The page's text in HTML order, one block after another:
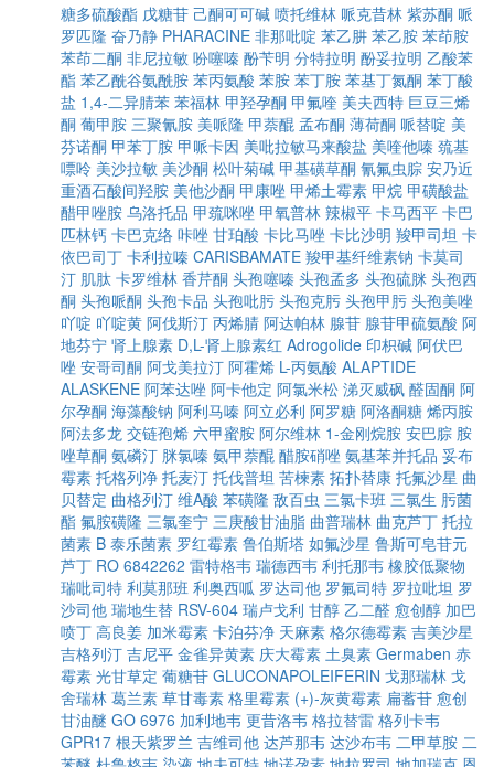
糖多硫酸酯 戊糖苷 己酮可可碱 喷托维林 哌克昔林 紫苏酮 哌
罗匹隆 奋乃静 PHARACINE 非那吡啶 苯乙肼 苯乙胺 苯茚胺
苯茚二酮 非尼拉敏 吩噻嗪 酚苄明 分特拉明 酚妥拉明 乙酸苯
酯 苯乙酰谷氨酰胺 苯丙氨酸 苯胺 苯丁胺 苯基丁氮酮 苯丁酸
盐 1,4-二异腈苯 苯福林 甲羟孕酮 甲氟喹 美夫西特 巨豆三烯
酮 葡甲胺 三聚氰胺 美哌隆 甲萘醌 孟布酮 薄荷酮 哌替啶 美
芬诺酮 甲苯丁胺 甲哌卡因 美吡拉敏马来酸盐 美喹他嗪 巯基
嘌呤 美沙拉敏 美沙酮 松叶菊碱 甲基磺草酮 氰氟虫腙 安乃近
重酒石酸间羟胺 美他沙酮 甲康唑 甲烯土霉素 甲烷 甲磺酸盐
醋甲唑胺 乌洛托品 甲巯咪唑 甲氧普林 辣椒平 卡马西平 卡巴
匹林钙 卡巴克络 咔唑 甘珀酸 卡比马唑 卡比沙明 羧甲司坦 卡
依巴司丁 卡利拉嗪 CARISBAMATE 羧甲基纤维素钠 卡莫司
汀 肌肽 卡罗维林 香芹酮 头孢噻嗪 头孢孟多 头孢硫脒 头孢西
酮 头孢哌酮 头孢卡品 头孢吡肟 头孢克肟 头孢甲肟 头孢美唑
吖啶 吖啶黄 阿伐斯汀 丙烯腈 阿达帕林 腺苷 腺苷甲硫氨酸 阿
地芬宁 肾上腺素 D,L-肾上腺素红 Adrogolide 印枳碱 阿伏巴
唑 安哥司酮 阿戈美拉汀 阿霍烯 L-丙氨酸 ALAPTIDE
ALASKENE 阿苯达唑 阿卡他定 阿氯米松 涕灭威砜 醛固酮 阿
尔孕酮 海藻酸钠 阿利马嗪 阿立必利 阿罗糖 阿洛酮糖 烯丙胺
阿法多龙 交链孢烯 六甲蜜胺 阿尔维林 1-金刚烷胺 安巴腙 胺
唑草酮 氨磷汀 脒氯嗪 氨甲萘醌 醋胺硝唑 氨基苯并托品 妥布
霉素 托格列净 托麦汀 托伐普坦 苦楝素 拓扑替康 托氟沙星 曲
贝替定 曲格列汀 维A酸 苯磺隆 敌百虫 三氯卡班 三氯生 肟菌
酯 氟胺磺隆 三氯奎宁 三庚酸甘油脂 曲普瑞林 曲克芦丁 托拉
菌素 B 泰乐菌素 罗红霉素 鲁伯斯塔 如氟沙星 鲁斯可皂苷元
芦丁 RO 6842262 雷特格韦 瑞德西韦 利托那韦 橡胶低聚物
瑞吡司特 利莫那班 利奥西呱 罗达司他 罗氟司特 罗拉吡坦 罗
沙司他 瑞地生替 RSV-604 瑞卢戈利 甘醇 乙二醛 愈创醇 加巴
喷丁 高良姜 加米霉素 卡泊芬净 天麻素 格尔德霉素 吉美沙星
吉格列汀 吉尼平 金雀异黄素 庆大霉素 土臭素 Germaben 赤
霉素 光甘草定 葡糖苷 GLUCONAPOLEIFERIN 戈那瑞林 戈
舍瑞林 葛兰素 草甘毒素 格里霉素 (+)-灰黄霉素 扁蓄苷 愈创
甘油醚 GO 6976 加利地韦 更昔洛韦 格拉替雷 格列卡韦
GPR17 根天紫罗兰 吉维司他 达芦那韦 达沙布韦 二甲草胺 二